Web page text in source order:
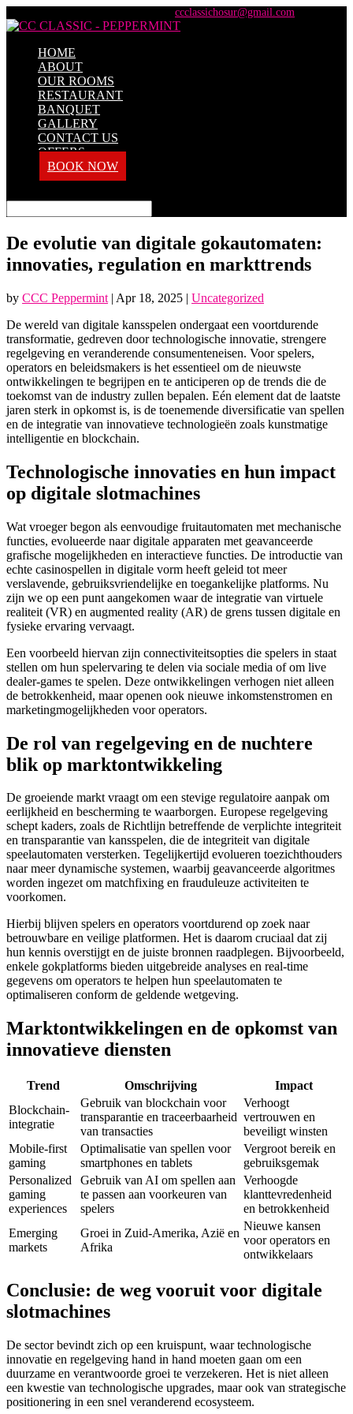
ccclassichosur@gmail.com
HOME
ABOUT
OUR ROOMS
RESTAURANT
BANQUET
GALLERY
CONTACT US
OFFERS
BOOK NOW
De evolutie van digitale gokautomaten:
innovaties, regulation en markttrends
by CCC Peppermint | Apr 18, 2025 | Uncategorized
De wereld van digitale kansspelen ondergaat een voortdurende
transformatie, gedreven door technologische innovatie, strengere
regelgeving en veranderende consumenteneisen. Voor spelers,
operators en beleidsmakers is het essentieel om de nieuwste
ontwikkelingen te begrijpen en te anticiperen op de trends die de
toekomst van de industry zullen bepalen. Eén element dat de laatste
jaren sterk in opkomst is, is de toenemende diversificatie van spellen
en de integratie van innovatieve technologieën zoals kunstmatige
intelligentie en blockchain.
Technologische innovaties en hun impact
op digitale slotmachines
Wat vroeger begon als eenvoudige fruitautomaten met mechanische
functies, evolueerde naar digitale apparaten met geavanceerde
grafische mogelijkheden en interactieve functies. De introductie van
echte casinospellen in digitale vorm heeft geleid tot meer
verslavende, gebruiksvriendelijke en toegankelijke platforms. Nu
zijn we op een punt aangekomen waar de integratie van virtuele
realiteit (VR) en augmented reality (AR) de grens tussen digitale en
fysieke ervaring vervaagt.
Een voorbeeld hiervan zijn connectiviteitsopties die spelers in staat
stellen om hun spelervaring te delen via sociale media of om live
dealer-games te spelen. Deze ontwikkelingen verhogen niet alleen
de betrokkenheid, maar openen ook nieuwe inkomstenstromen en
marketingmogelijkheden voor operators.
De rol van regelgeving en de nuchtere
blik op marktontwikkeling
De groeiende markt vraagt om een stevige regulatoire aanpak om
eerlijkheid en bescherming te waarborgen. Europese regelgeving
schept kaders, zoals de Richtlijn betreffende de verplichte integriteit
en transparantie van kansspelen, die de integriteit van digitale
speelautomaten versterken. Tegelijkertijd evolueren toezichthouders
naar meer dynamische systemen, waarbij geavanceerde algoritmes
worden ingezet om matchfixing en frauduleuze activiteiten te
voorkomen.
Hierbij blijven spelers en operators voortdurend op zoek naar
betrouwbare en veilige platformen. Het is daarom cruciaal dat zij
hun kennis overstijgt en de juiste bronnen raadplegen. Bijvoorbeeld,
enkele gokplatforms bieden uitgebreide analyses en real-time
gegevens om operators te helpen hun speelautomaten te
optimaliseren conform de geldende wetgeving.
Marktontwikkelingen en de opkomst van
innovatieve diensten
Trend Omschrijving
Impact
Blockchain-
integratie
Gebruik van blockchain voor
transparantie en traceerbaarheid
van transacties
Verhoogt
vertrouwen en
beveiligt winsten
Mobile-first
gaming
Optimalisatie van spellen voor
smartphones en tablets
Vergroot bereik en
gebruiksgemak
Personalized
gaming
experiences
Gebruik van AI om spellen aan
te passen aan voorkeuren van
spelers
Verhoogde
klanttevredenheid
en betrokkenheid
Emerging
markets
Groei in Zuid-Amerika, Azië en
Afrika
Nieuwe kansen
voor operators en
ontwikkelaars
Conclusie: de weg vooruit voor digitale
slotmachines
De sector bevindt zich op een kruispunt, waar technologische
innovatie en regelgeving hand in hand moeten gaan om een
duurzame en verantwoorde groei te verzekeren. Het is niet alleen
een kwestie van technologische upgrades, maar ook van strategische
positionering in een snel veranderend ecosysteem.